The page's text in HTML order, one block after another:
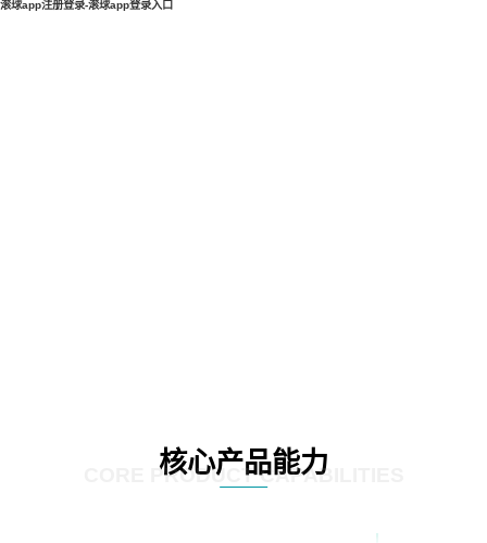
滚球app注册登录-滚球app登录入口
核心产品能力
CORE PRODUCT CAPABILITIES